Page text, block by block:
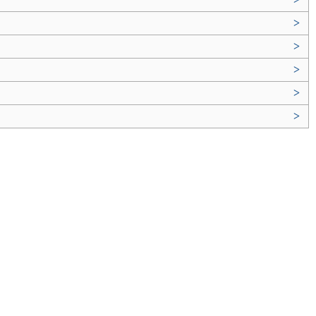
>
>
>
>
>